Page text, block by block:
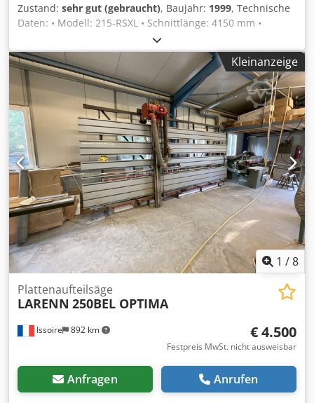
Zustand: sehr gut (gebraucht), Baujahr: 1999, Technische
Daten: • Modell: 215-RSXL • Schnittlänge: 4150 mm •
Schnitthöhe: 2150 mm • Maximale Schnitttiefe: 80 mm
Codpfx Aeymx Uroixerf • Maximaler Sägeblattdurchmesser:
300 mm • Motorleistung: 3 kW • Drehzahl: 4200 U/min •
Vorschub: 10 oder 20 m/min • Rücklauf: 20 m/min •
Betriebsdruck: 6 bar
Kleinanzeige
1 /8
Issoire 892 km
Plattenaufteilsäge
LARENN 250BEL OPTIMA
€ 4.500
Festpreis MwSt. nicht ausweisbar
Anfragen Anrufen